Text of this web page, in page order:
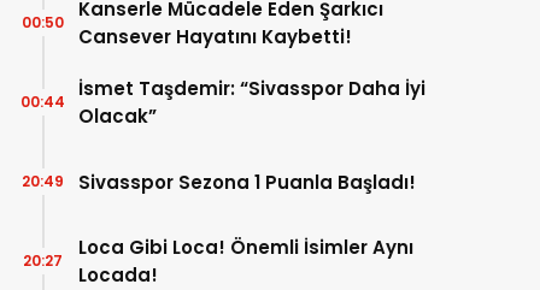
Kanserle Mücadele Eden Şarkıcı
Cansever Hayatını Kaybetti!
00:50
İsmet Taşdemir: “Sivasspor Daha İyi
Olacak”
00:44
Sivasspor Sezona 1 Puanla Başladı!
20:49
Loca Gibi Loca! Önemli İsimler Aynı
Locada!
20:27